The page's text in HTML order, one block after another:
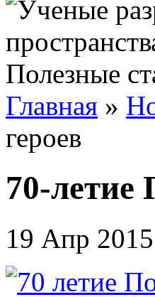
Полезные
Главная »
героев
70-летие
19 Апр 2015